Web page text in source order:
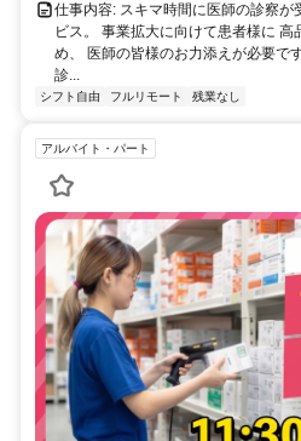
仕事内容: スキマ時間に医師の診察が
ビス。 事業拡大に向けて患者様に
め、 医師の皆様のお力添えが必要で
診...
シフト自由 フルリモート 残業なし
アルバイト・パート